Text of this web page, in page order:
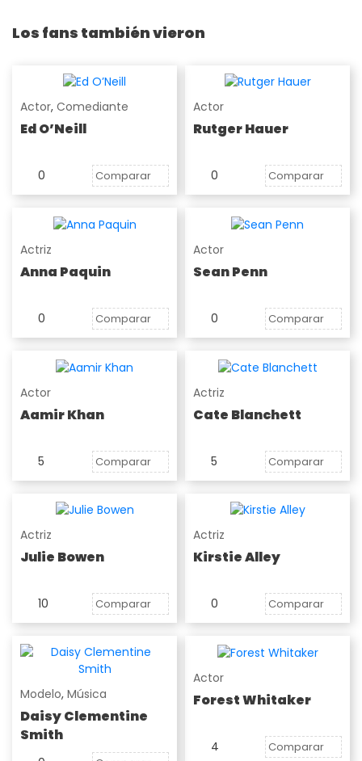
Los fans también vieron
Actor, Comediante
Ed O’Neill
0 Comparar
Actor
Rutger Hauer
0 Comparar
Actriz
Anna Paquin
0 Comparar
Actor
Sean Penn
0 Comparar
Actor
Aamir Khan
5 Comparar
Actriz
Cate Blanchett
5 Comparar
Actriz
Julie Bowen
10 Comparar
Actriz
Kirstie Alley
0 Comparar
Modelo, Música
Daisy Clementine
Smith
Actor
Forest Whitaker
4 Comparar